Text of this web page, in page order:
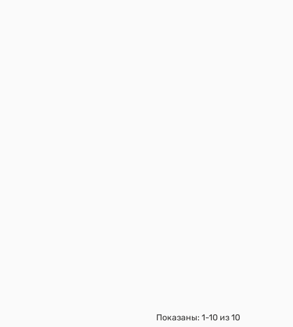
Показаны: 1-10 из10